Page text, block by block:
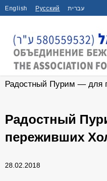
English Русский עברית
Главная / Новости /
Радостный Пурим — для
Радостный
переживших
28.02.2018